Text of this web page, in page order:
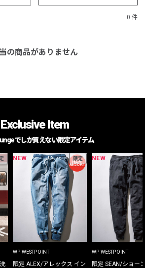
0 件
の商品がありません
Exclusive Item
でしか買えない限定アイテム
NEW 限定
WP WESTPOINT
限定 ALEX/アレックス イン
NEW
WP WESTPOINT
限定 SEAN/ショー